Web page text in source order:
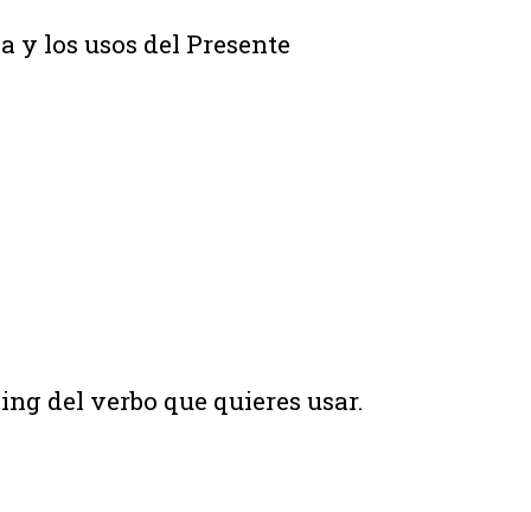
y los usos del Presente
del verbo que quieres usar.